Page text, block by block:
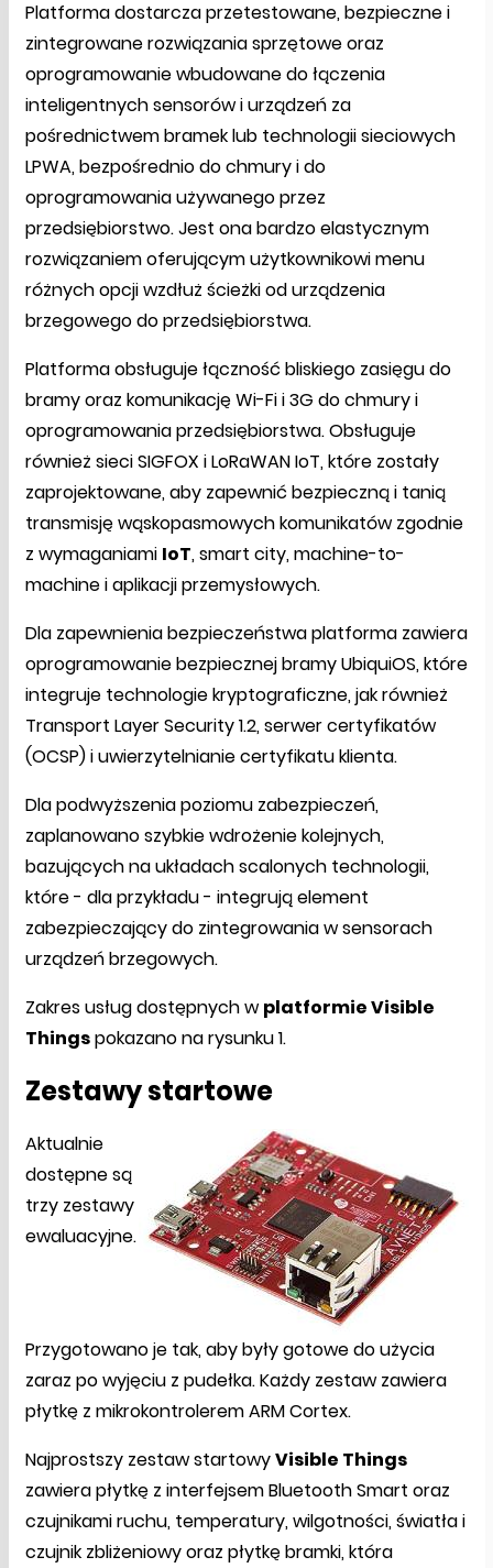
Platforma dostarcza przetestowane, bezpieczne i
zintegrowane rozwiązania sprzętowe oraz
oprogramowanie wbudowane do łączenia
inteligentnych sensorów i urządzeń za
pośrednictwem bramek lub technologii sieciowych
LPWA, bezpośrednio do chmury i do
oprogramowania używanego przez
przedsiębiorstwo. Jest ona bardzo elastycznym
rozwiązaniem oferującym użytkownikowi menu
różnych opcji wzdłuż ścieżki od urządzenia
brzegowego do przedsiębiorstwa.
Platforma obsługuje łączność bliskiego zasięgu do
bramy oraz komunikację Wi-Fi i 3G do chmury i
oprogramowania przedsiębiorstwa. Obsługuje
również sieci SIGFOX i LoRaWAN IoT, które zostały
zaprojektowane, aby zapewnić bezpieczną i tanią
transmisję wąskopasmowych komunikatów zgodnie
z wymaganiami IoT, smart city, machine-to-
machine i aplikacji przemysłowych.
Dla zapewnienia bezpieczeństwa platforma zawiera
oprogramowanie bezpiecznej bramy UbiquiOS, które
integruje technologie kryptograficzne, jak również
Transport Layer Security 1.2, serwer certyfikatów
(OCSP) i uwierzytelnianie certyfikatu klienta.
Dla podwyższenia poziomu zabezpieczeń,
zaplanowano szybkie wdrożenie kolejnych,
bazujących na układach scalonych technologii,
które - dla przykładu - integrują element
zabezpieczający do zintegrowania w sensorach
urządzeń brzegowych.
Zakres usług dostępnych wplatformie Visible
Thingspokazano na rysunku 1.
Zestawy startowe
Aktualnie
dostępne są
trzy zestawy
ewaluacyjne.
Przygotowano je tak, aby były gotowe do użycia
zaraz po wyjęciu z pudełka. Każdy zestaw zawiera
płytkę z mikrokontrolerem ARM Cortex.
Najprostszy zestaw startowyVisible Things
zawiera płytkę z interfejsem Bluetooth Smart oraz
czujnikami ruchu, temperatury, wilgotności, światła i
czujnik zbliżeniowy oraz płytkę bramki, która